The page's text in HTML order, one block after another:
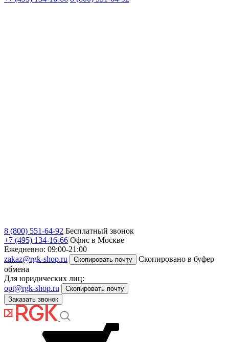
8 (800) 551-64-92 Бесплатный звонок
+7 (495) 134-16-66 Офис в Москве
Ежедневно: 09:00-21:00
zakaz@rgk-shop.ru
Скопировать почту
Скопировано в буфер
обмена
Для юридических лиц:
opt@rgk-shop.ru
Скопировать почту
Заказать звонок